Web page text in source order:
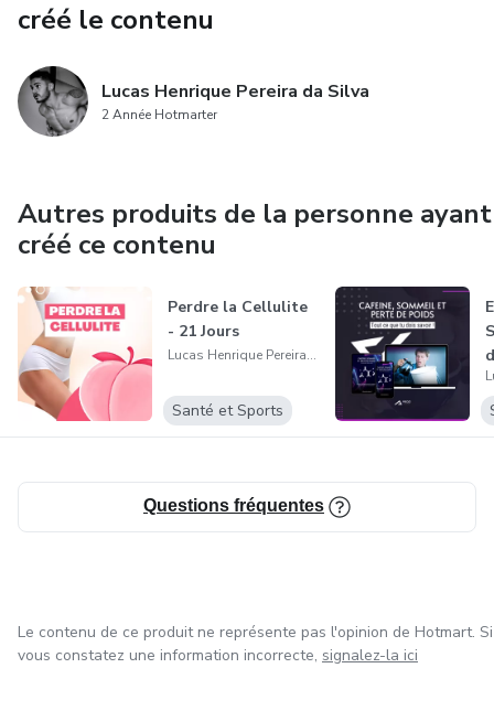
créé le contenu
Lucas Henrique Pereira da Silva
2 Année Hotmarter
Autres produits de la personne ayant
créé ce contenu
Perdre la Cellulite
- 21 Jours
Lucas Henrique Pereira da Silva
Santé et Sports
Questions fréquentes
Le contenu de ce produit ne représente pas l'opinion de Hotmart. Si
vous constatez une information incorrecte, signalez-la ici